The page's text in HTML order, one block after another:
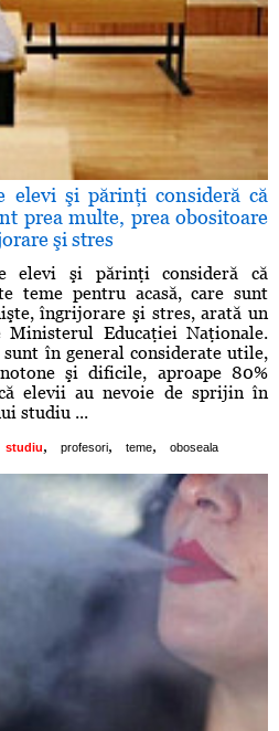
elevi şi părinţi consideră că
prea multe, prea obositoare
şi stres
elevi şi părinţi consideră că
teme pentru acasă, care sunt
îngrijorare şi stres, arată un
Educaţiei Naţionale.
în general considerate utile,
şi dificile, aproape 80%
elevii au nevoie de sprijin în
studiu ...
studiu, profesori, teme, oboseala